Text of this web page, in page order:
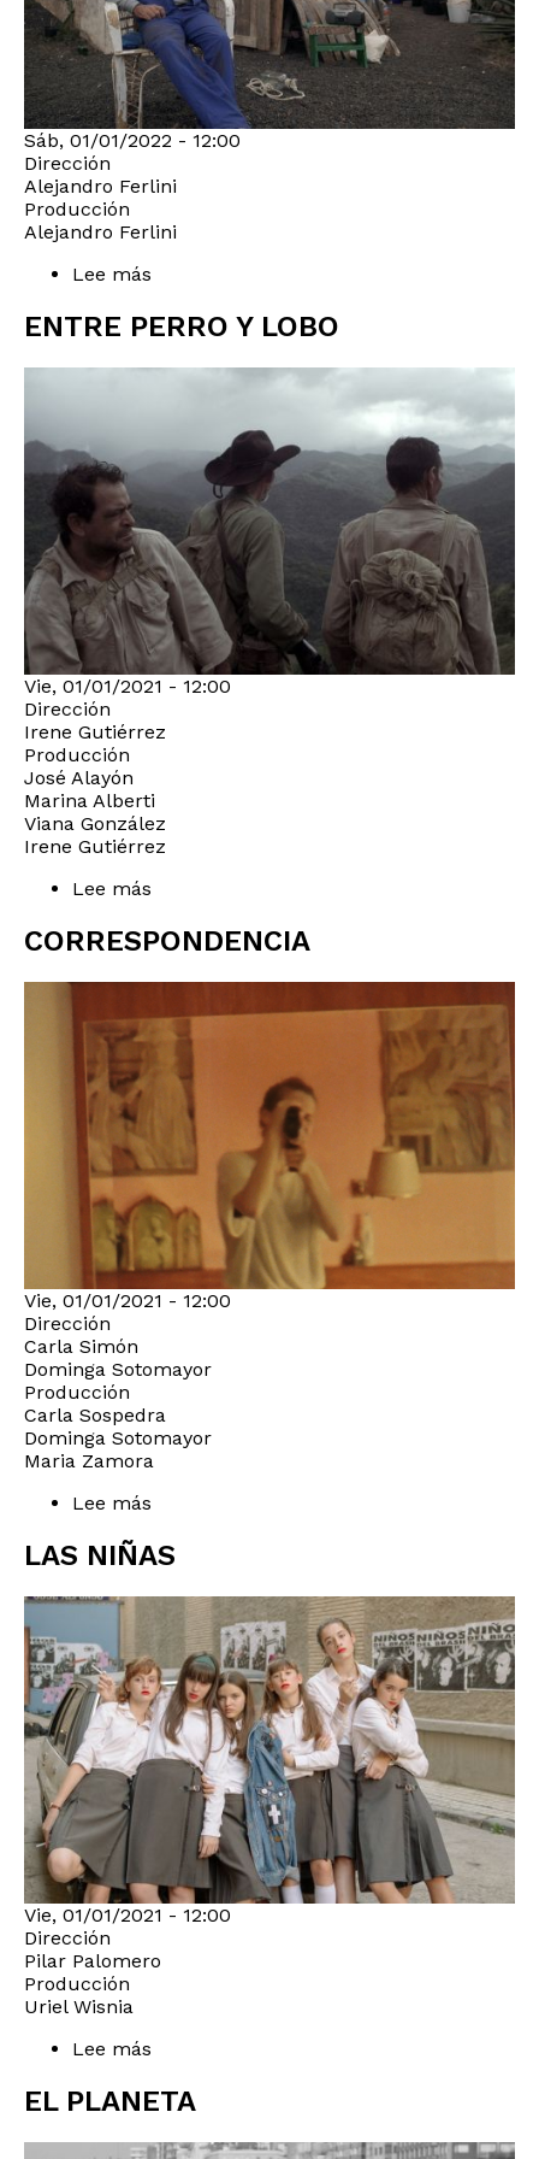
Sáb, 01/01/2022 - 12:00
Dirección
Alejandro Ferlini
Producción
Alejandro Ferlini
Lee más
Aljibe
ENTRE PERRO Y LOBO
Vie, 01/01/2021 - 12:00
Dirección
Irene Gutiérrez
Producción
José Alayón
Marina Alberti
Viana González
Irene Gutiérrez
Lee más
perro
lobo
CORRESPONDENCIA
Vie, 01/01/2021 - 12:00
Dirección
Carla Simón
Dominga Sotomayor
Producción
Carla Sospedra
Dominga Sotomayor
Maria Zamora
Lee más
LAS NIÑAS
Vie, 01/01/2021 - 12:00
Dirección
Pilar Palomero
Producción
Uriel Wisnia
Lee más
niñas
EL PLANETA